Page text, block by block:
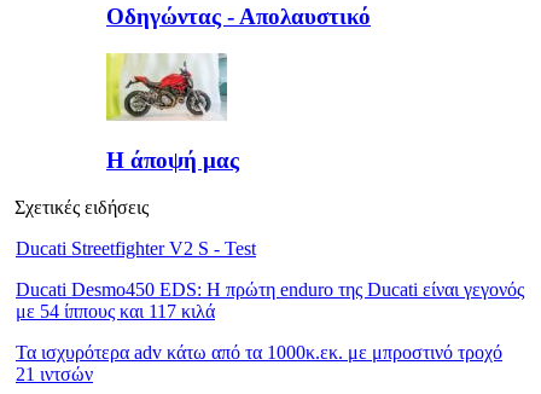
Οδηγώντας - Απολαυστικό
Η άποψή μας
Σχετικές ειδήσεις
Ducati Streetfighter V2 S - Test
Ducati Desmo450 EDS: Η πρώτη enduro της Ducati είναι γεγονός
με 54 ίππους και 117 κιλά
Τα ισχυρότερα adv κάτω από τα 1000κ.εκ. με μπροστινό τροχό
21 ιντσών